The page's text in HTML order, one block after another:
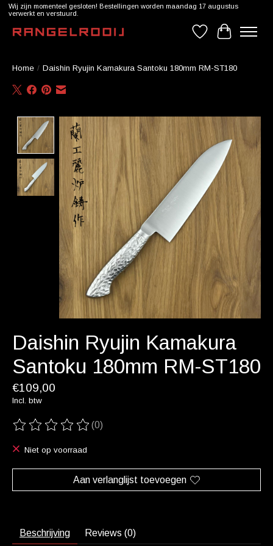
Wij zijn momenteel gesloten! Bestellingen worden maandag 17 augustus
verwerkt en verstuurd.
Verlanglijst
Home / Daishin Ryujin Kamakura Santoku 180mm RM-ST180
Product image slideshow Items
Daishin Ryujin Kamakura
Santoku 180mm RM-ST180
€109,00
Incl. btw
De beoordeling van dit product is
(0)
Niet op voorraad
Aan verlanglijst toevoegen
Beschrijving Reviews (0)